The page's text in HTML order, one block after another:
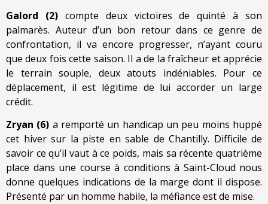
Galord (2)compte deux victoires de quinté à son
palmarès. Auteur d’un bon retour dans ce genre de
confrontation, il va encore progresser, n’ayant couru
que deux fois cette saison. Il a de la fraîcheur et apprécie
le terrain souple, deux atouts indéniables. Pour ce
déplacement, il est légitime de lui accorder un large
crédit.
Zryan (6) a remporté un handicap un peu moins huppé
cet hiver sur la piste en sable de Chantilly. Difficile de
savoir ce qu’il vaut à ce poids, mais sa récente quatrième
place dans une course à conditions à Saint-Cloud nous
donne quelques indications de la marge dont il dispose.
Présenté par un homme habile, la méfiance est de mise.